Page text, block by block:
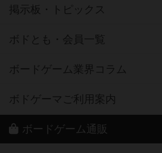
掲示板・トピックス
ボドとも・会員一覧
ボードゲーム業界コラム
ボドゲーマご利用案内
ボードゲーム通販